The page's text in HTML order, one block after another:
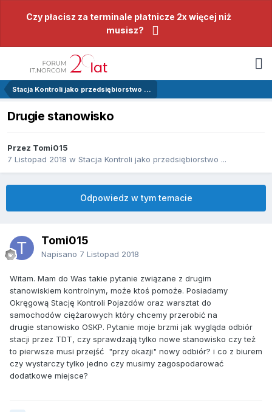
Czy płacisz za terminale płatnicze 2x więcej niż
musisz?
Stacja Kontroli jako przedsiębiorstwo ...
Drugie stanowisko
Przez Tomi015
7 Listopad 2018 w Stacja Kontroli jako przedsiębiorstwo ...
Odpowiedz w tym temacie
Tomi015
Napisano 7 Listopad 2018
Witam. Mam do Was takie pytanie związane z drugim
stanowiskiem kontrolnym, może ktoś pomoże. Posiadamy
Okręgową Stację Kontroli Pojazdów oraz warsztat do
samochodów ciężarowych który chcemy przerobić na
drugie stanowisko OSKP. Pytanie moje brzmi jak wygląda odbiór
stacji przez TDT, czy sprawdzają tylko nowe stanowisko czy też
to pierwsze musi przejść "przy okazji" nowy odbiór? i co z biurem
czy wystarczy tylko jedno czy musimy zagospodarować
dodatkowe miejsce?